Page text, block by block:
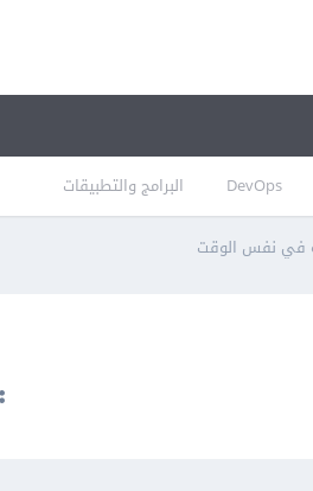
DevOps البرامج والتطبيقات
في نفس الوقت